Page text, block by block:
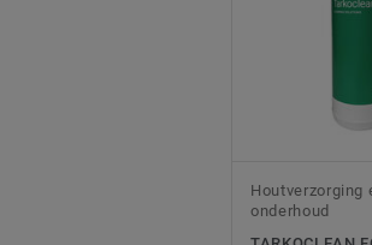
Houtverzorging
onderhoud